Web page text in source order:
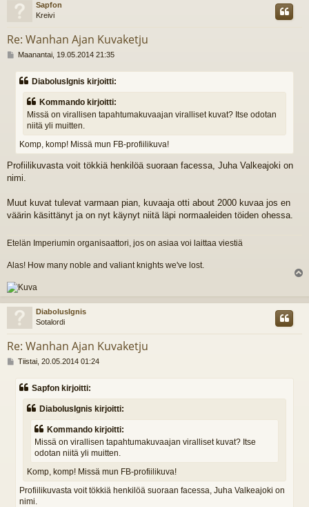
Sapfon
Kreivi
Re: Wanhan Ajan Kuvaketju
V
e
Maanantai, 19.05.2014 21:35
DiabolusIgnis kirjoitti:
Kommando kirjoitti:
Missä on virallisen tapahtumakuvaajan viralliset kuvat? Itse odotan
niitä yli muitten.
Komp, komp! Missä mun FB-profiilikuva!
Profiilikuvasta voit tökkiä henkilöä suoraan facessa, Juha Valkeajoki on
nimi.
Muut kuvat tulevat varmaan pian, kuvaaja otti about 2000 kuvaa jos en
väärin käsittänyt ja on nyt käynyt niitä läpi normaaleiden töiden ohessa.
Etelän Imperiumin organisaattori, jos on asiaa voi laittaa viestiä
Alas! How many noble and valiant knights we've lost.
s
DiabolusIgnis
Sotalordi
Re: Wanhan Ajan Kuvaketju
V
e
Tiistai, 20.05.2014 01:24
Sapfon kirjoitti:
DiabolusIgnis kirjoitti:
Kommando kirjoitti:
Missä on virallisen tapahtumakuvaajan viralliset kuvat? Itse
odotan niitä yli muitten.
Komp, komp! Missä mun FB-profiilikuva!
Profiilikuvasta voit tökkiä henkilöä suoraan facessa, Juha Valkeajoki on
nimi.